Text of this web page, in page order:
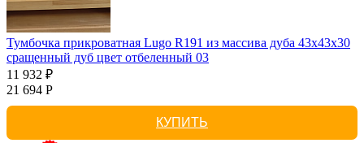
Тумбочка прикроватная Lugo R191 из массива дуба 43х43х30
сращенный дуб цвет отбеленный 03
11 932 ₽
21 694 Р
КУПИТЬ